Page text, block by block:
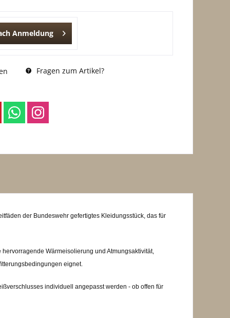
Anmeldung
Fragen zum Artikel?
der Bundeswehr gefertigtes Kleidungsstück, das für
Wärmeisolierung und Atmungsaktivität,
eignet.
individuell angepasst werden - ob offen für